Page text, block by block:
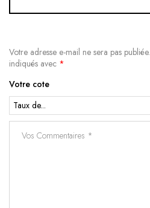
Votre adresse e-mail ne sera pas publiée.
indiqués avec *
Votre cote